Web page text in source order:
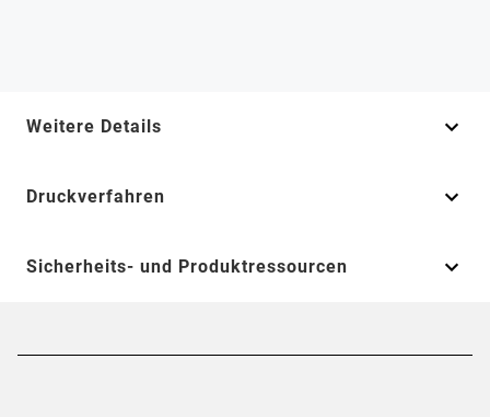
Weitere Details
Druckverfahren
Sicherheits- und Produktressourcen